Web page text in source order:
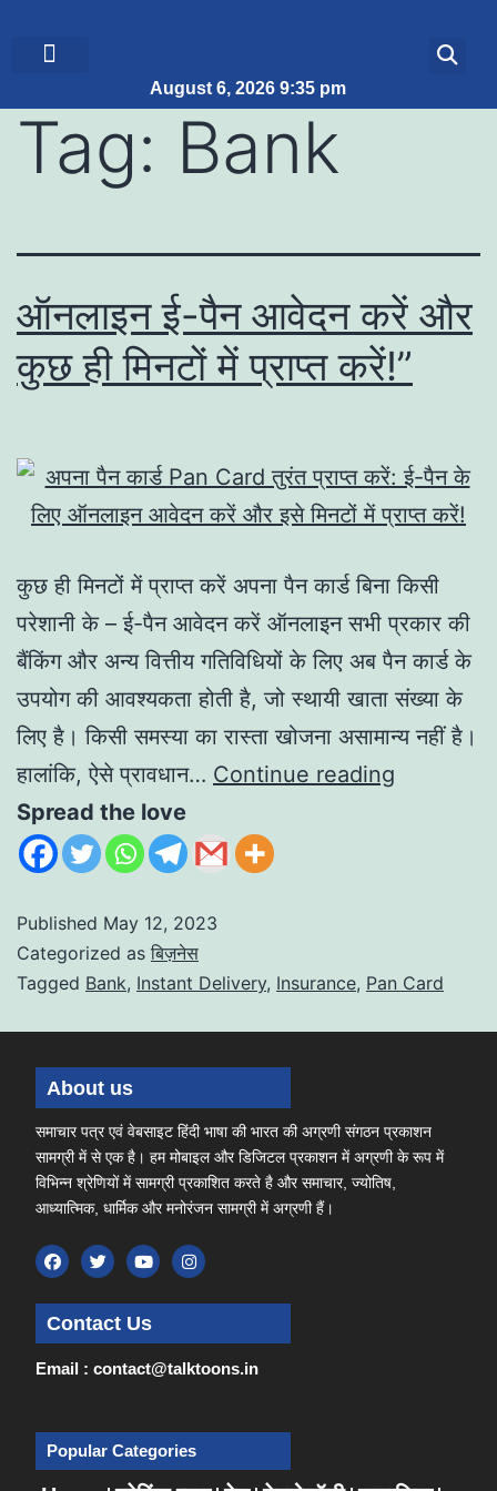
August 6, 2026 9:35 pm
Tag: Bank
ऑनलाइन ई-पैन आवेदन करें और
कुछ ही मिनटों में प्राप्त करें!”
कुछ ही मिनटों में प्राप्त करें अपना पैन कार्ड बिना किसी
परेशानी के – ई-पैन आवेदन करें ऑनलाइन सभी प्रकार की
बैंकिंग और अन्य वित्तीय गतिविधियों के लिए अब पैन कार्ड के
उपयोग की आवश्यकता होती है, जो स्थायी खाता संख्या के
लिए है। किसी समस्या का रास्ता खोजना असामान्य नहीं है।
हालांकि, ऐसे प्रावधान… Continue reading
Spread the love
Published May 12, 2023
Categorized as बिज़नेस
Tagged Bank, Instant Delivery, Insurance, Pan Card
About us
समाचार पत्र एवं वेबसाइट हिंदी भाषा की भारत की अग्रणी संगठन प्रकाशन
सामग्री में से एक है। हम मोबाइल और डिजिटल प्रकाशन में अग्रणी के रूप में
विभिन्न श्रेणियों में सामग्री प्रकाशित करते है और समाचार, ज्योतिष,
आध्यात्मिक, धार्मिक और मनोरंजन सामग्री में अग्रणी हैं।
Contact Us
Email : contact@talktoons.in
Popular Categories